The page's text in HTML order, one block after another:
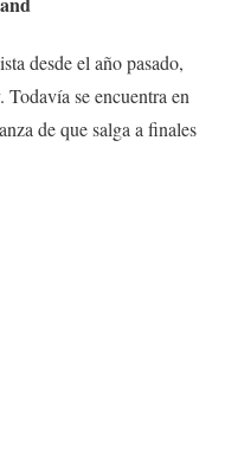
desde el año pasado,
se encuentra en
de que salga a finales